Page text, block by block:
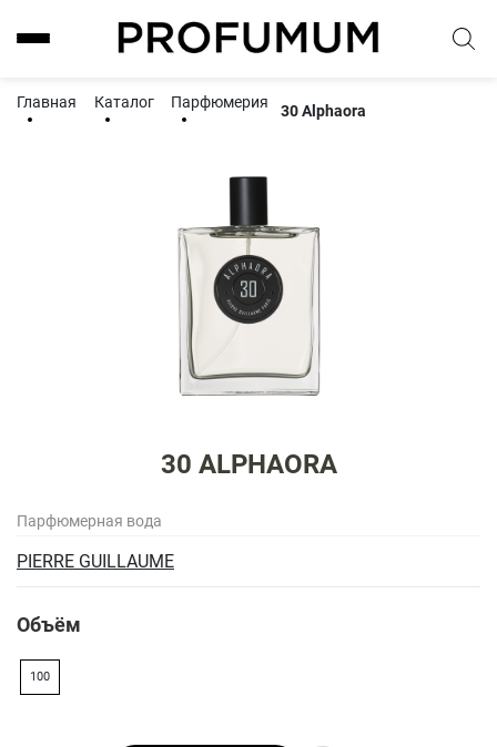
Главная Каталог Парфюмерия 30 Alphaora
30 ALPHAORA
Парфюмерная вода
PIERRE GUILLAUME
Объём
100